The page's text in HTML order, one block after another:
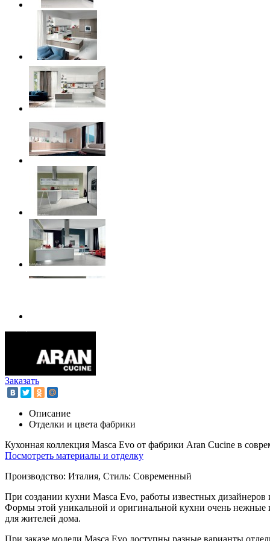
Заказать
Описание
Отделки и цвета фабрики
Кухонная коллекция Masca Evo от фабрики Aran Cucine в
Посмотреть материалы и отделку
Производство: Италия, Стиль: Современный
При создании кухни Masca Evo, работы известных
Формы этой уникальной и оригинальной кухни очень нежные
для жителей дома.